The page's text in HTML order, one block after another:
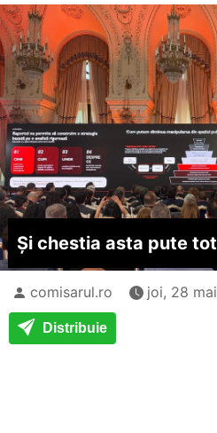
Și chestia asta pute
comisarul.ro joi, 28
Distribuie